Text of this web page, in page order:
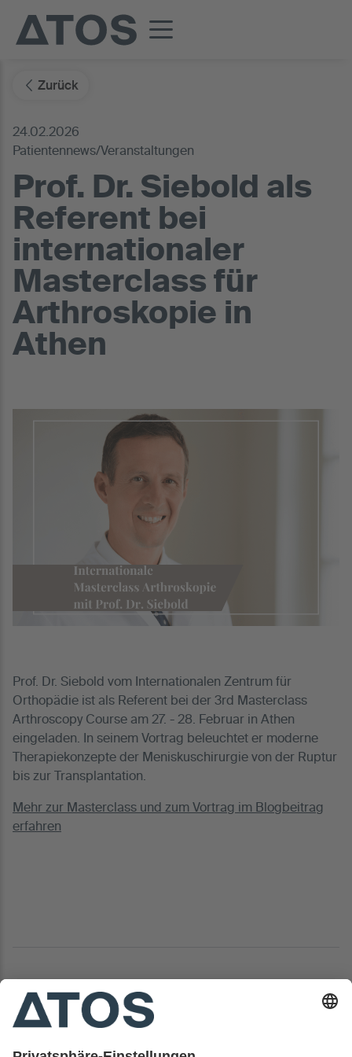
Zurück
24.02.2026
Patientennews/Veranstaltungen
Prof. Dr. Siebold als
Referent bei
internationaler
Masterclass für
Arthroskopie in
Athen
Prof. Dr. Siebold vom Internationalen Zentrum für
Orthopädie ist als Referent bei der 3rd Masterclass
Arthroscopy Course am 27. - 28. Februar in Athen
eingeladen. In seinem Vortrag beleuchtet er moderne
Therapiekonzepte der Meniskuschirurgie von der Ruptur
bis zur Transplantation.
Mehr zur Masterclass und zum Vortrag im Blogbeitrag
erfahren